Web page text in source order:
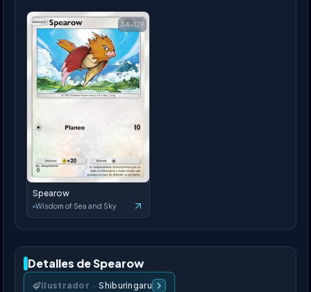
A4-129
Spearow
Wisdom of Sea and Sky
Detalles de Spearow
Ilustrador · Shiburingaru